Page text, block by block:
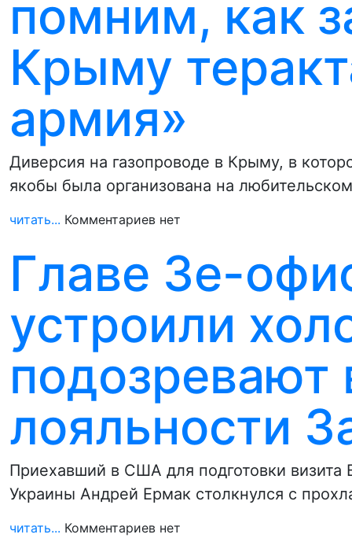
помним, как
Крыму
армия»
Диверсия на газопроводе в Крыму, в
якобы была организована на
читать... Комментариев нет
Главе Зе-
устроили
подозревают
лояльности
Приехавший в США для подготовки визита
Украины Андрей Ермак столкнулся с
читать... Комментариев нет